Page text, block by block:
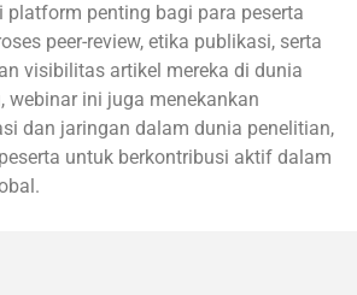
platform penting bagi para peserta
peer-review, etika publikasi, serta
visibilitas artikel mereka di dunia
webinar ini juga menekankan
dan jaringan dalam dunia penelitian,
untuk berkontribusi aktif dalam